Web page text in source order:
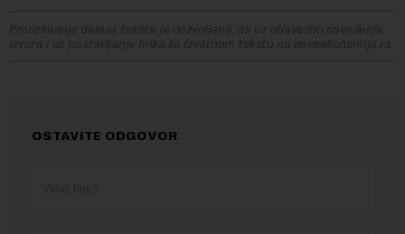
Preuzimanje delova teksta je dozvoljeno, ali uz obavezno navođenje
izvora i uz postavljanje linka ka izvornom tekstu na novaekonomija.rs
OSTAVITE ODGOVOR